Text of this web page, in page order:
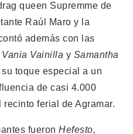
queen Supremme de
Raúl Maro y la
además con las
Vania Vainilla y Samantha
toque especial a un
de casi 4.000
ferial de Agramar.
fueron Hefesto,